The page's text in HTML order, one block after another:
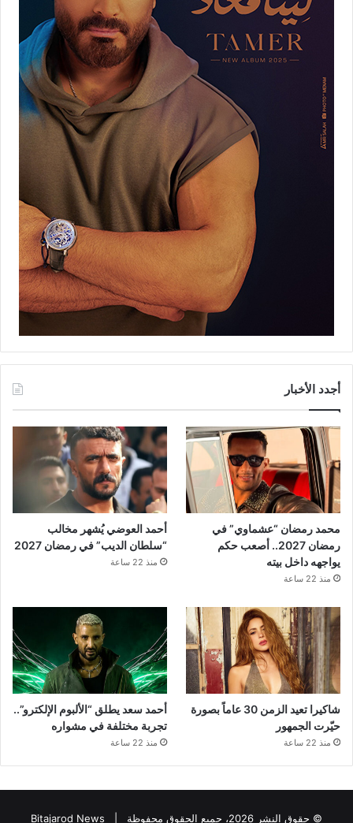
أجدد الأخبار
محمد رمضان “عشماوي” في
رمضان 2027.. أصعب حكم
يواجهه داخل بيته
منذ 22 ساعة
أحمد العوضي يُشهر مخالب
“سلطان الديب” في رمضان 2027
منذ 22 ساعة
شاكيرا تعيد الزمن 30 عاماً بصورة
حيّرت الجمهور
منذ 22 ساعة
أحمد سعد يطلق “الألبوم الإلكترو”..
تجربة مختلفة في مشواره
منذ 22 ساعة
© حقوق النشر 2026، جميع الحقوق محفوظة | Bitajarod News